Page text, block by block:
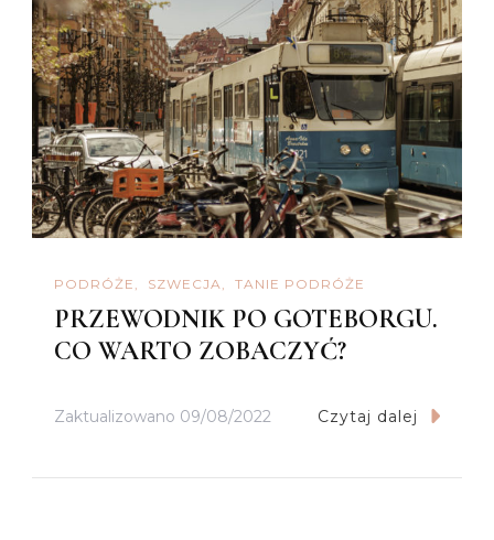
PODRÓŻE SZWECJA TANIE PODRÓŻE
PRZEWODNIK PO GOTEBORGU.
CO WARTO ZOBACZYĆ?
Zaktualizowano 09/08/2022 Czytaj dalej